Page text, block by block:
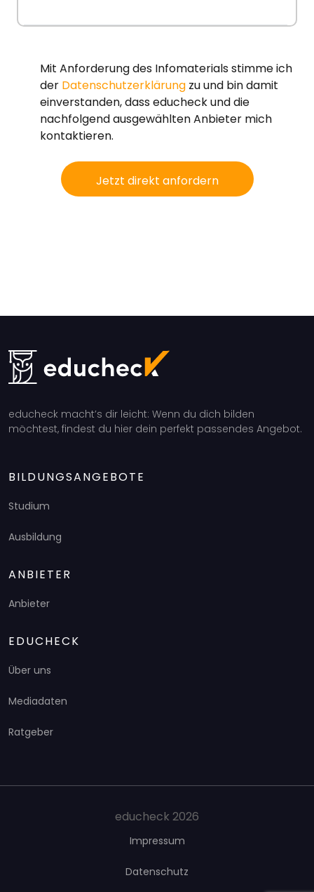
Mit Anforderung des Infomaterials stimme ich
der Datenschutzerklärung zu und bin damit
einverstanden, dass educheck und die
nachfolgend ausgewählten Anbieter mich
kontaktieren.
Jetzt direkt anfordern
educheck macht’s dir leicht: Wenn du dich bilden
möchtest, findest du hier dein perfekt passendes Angebot.
BILDUNGSANGEBOTE
Studium
Ausbildung
ANBIETER
Anbieter
EDUCHECK
Über uns
Mediadaten
Ratgeber
educheck 2026
Impressum
Datenschutz